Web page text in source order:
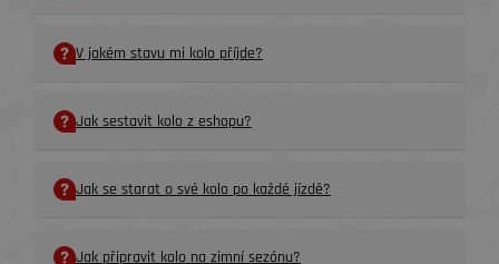
V jakém stavu mi kolo příjde?
Jak sestavit kolo z eshopu?
Jak se starat o své kolo po každé jízdě?
Jak připravit kolo na zimní sezónu?